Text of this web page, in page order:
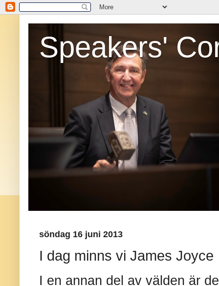
Speakers'
söndag 16 juni 2013
I dag minns vi James Joyce
I en annan del av välden är